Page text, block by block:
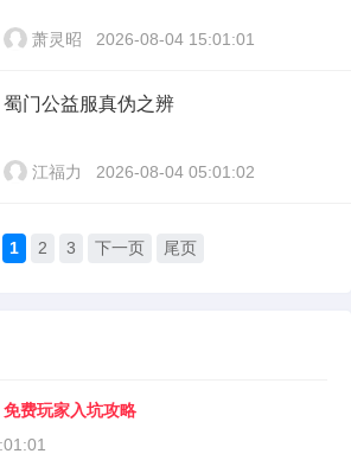
萧灵昭 2026-08-04 15:01:01
蜀门公益服真伪之辨
江福力 2026-08-04 05:01:02
1 2 3 下一页 尾页
费玩家入坑攻略